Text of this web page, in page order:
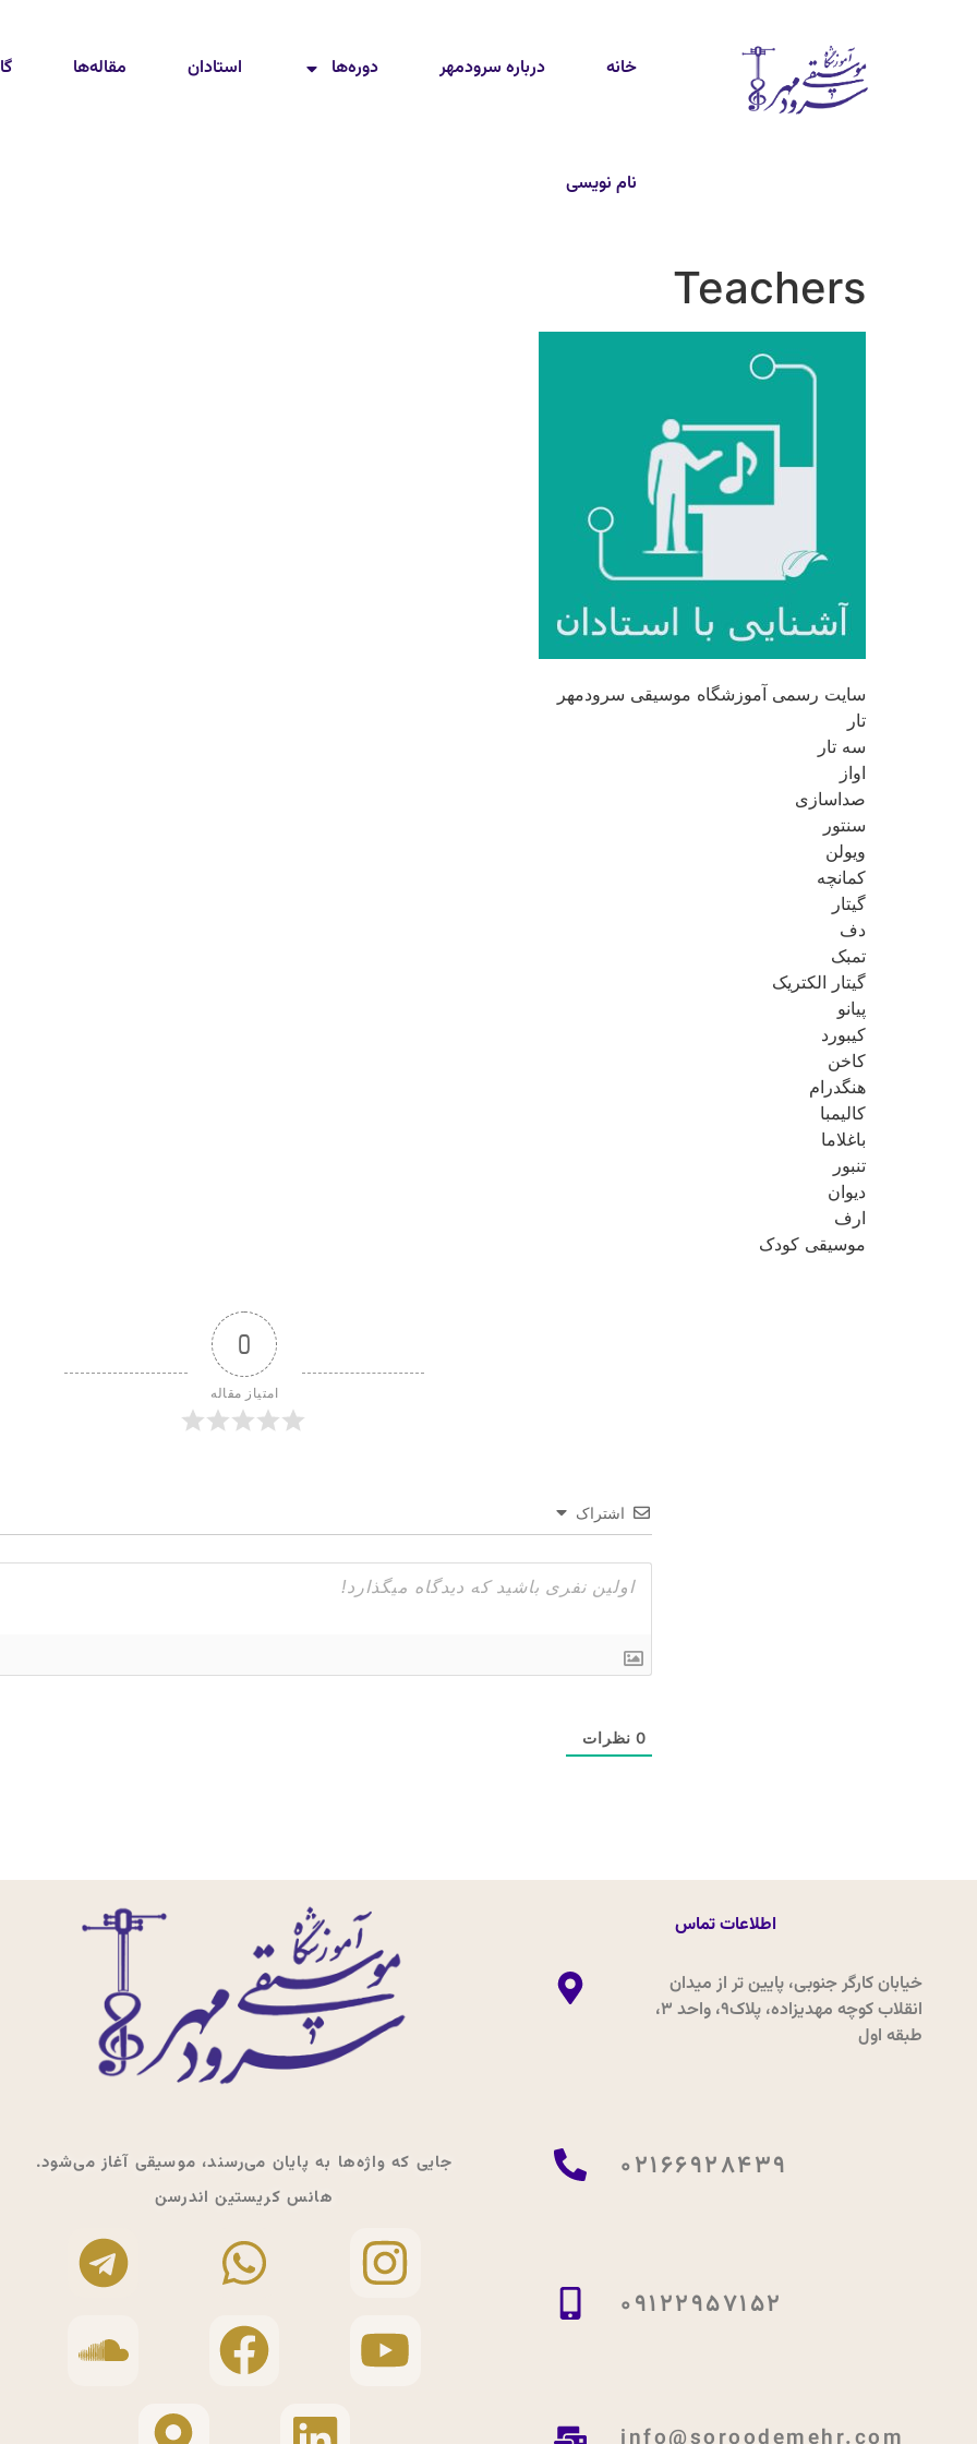
خانه درباره سرودمهر دوره‌ها استادان مقاله‌ها
نام نویسی
Teachers
سایت رسمی آموزشگاه موسیقی سرودمهر
تار
سه تار
اواز
صداسازی
سنتور
ویولن
کمانچه
گیتار
دف
تمبک
گیتار الکتریک
پیانو
کیبورد
کاخن
هنگدرام
کالیمبا
باغلاما
تنبور
دیوان
ارف
موسیقی کودک
0
امتیاز مقاله
اشتراک
0 نظرات
اطلاعات تماس
خیابان کارگر جنوبی، پایین تر از میدان
انقلاب کوچه مهدیزاده، پلاک9، واحد 3،
طبقه اول
02166928439
09122957152
جایی که واژه‌ها به پایان می‌رسند، موسیقی آغاز می‌شود.
هانس کریستین اندرسن